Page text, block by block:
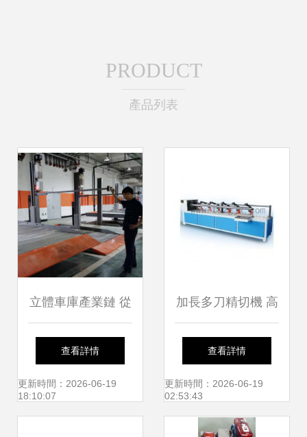
PRODUCT
產品列表
立體車庫產業鏈 從
生產制造到回收租
賃的全景解析
查看詳情
更新時間：2026-06-19
18:10:07
加長多刀精切機 高
效加工的利器與中
國機械設備租賃的
興起
查看詳情
更新時間：2026-06-19
02:53:43